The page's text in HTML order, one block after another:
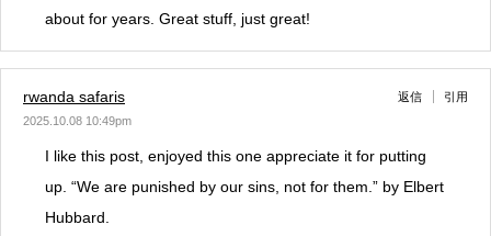
about for years. Great stuff, just great!
rwanda safaris
2025.10.08 10:49pm
返信 引用
I like this post, enjoyed this one appreciate it for putting
up. “We are punished by our sins, not for them.” by Elbert
Hubbard.